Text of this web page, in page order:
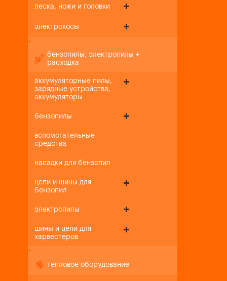
леска, ножи и головки
электрокосы
+-
бензопилы, электропилы +
расходка
аккумуляторные пилы,
зарядные устройства,
аккумуляторы
бензопилы
вспомогательные
средства
насадки для бензопил
цепи и шины для
бензопил
электропилы
шины и цепи для
харвестеров
+-
тепловое оборудование